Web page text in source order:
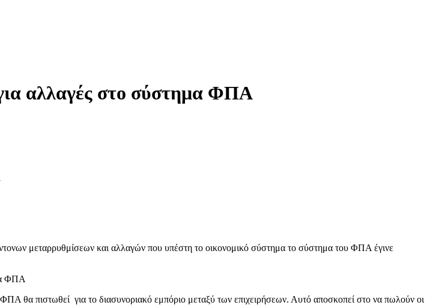
αλλαγές στο σύστημα ΦΠΑ
μεταρρυθμίσεων και αλλαγών που υπέστη το οικονομικό σύστημα το σύστημα του ΦΠΑ έγινε
ΦΠΑ
πιστωθεί για το διασυνοριακό εμπόριο μεταξύ των επιχειρήσεων. Αυτό αποσκοπεί στο να πωλούν οι